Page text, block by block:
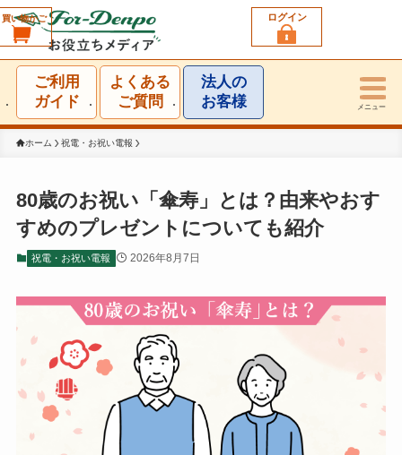
買い物かご ログイン
ご利用
ガイド
よくある
ご質問
法人の
お客様
メニュー
利用シーン一覧
結婚祝い
誕生日祝い
お見舞い・お礼
移転・開店・受賞祝い
選挙
退職・定年
ホーム 祝電・お祝い電報
80歳のお祝い「傘寿」とは？由来やおす
すめのプレゼントについても紹介
祝電・お祝い電報 2026年8月7日